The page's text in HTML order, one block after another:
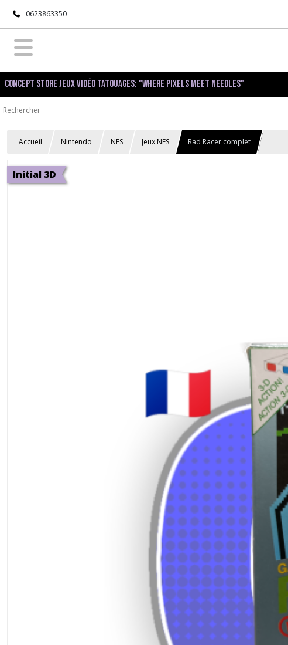
0623863350
Concept Store Jeux Vidéo Tatouages: "Where pixels meet needles"
Accueil Nintendo NES Jeux NES Rad Racer complet
Initial 3D